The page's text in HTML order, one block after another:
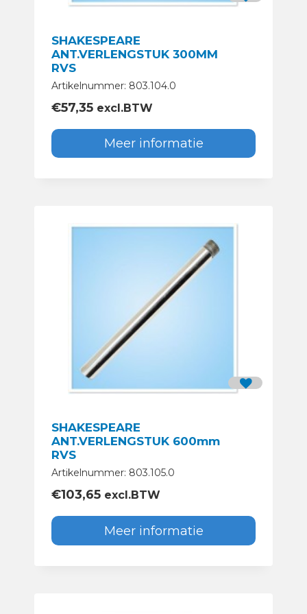
SHAKESPEARE
ANT.VERLENGSTUK 300MM
RVS
Artikelnummer: 803.104.0
€57,35 excl.BTW
Meer informatie
SHAKESPEARE
ANT.VERLENGSTUK 600mm
RVS
Artikelnummer: 803.105.0
€103,65 excl.BTW
Meer informatie